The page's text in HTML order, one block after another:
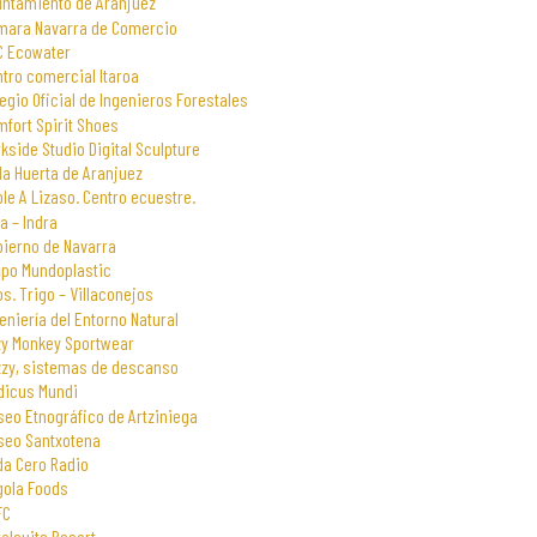
Navarra de Comercio
Ecowater
comercial Itaroa
Oficial de Ingenieros Forestales
Spirit Shoes
Studio Digital Sculpture
Huerta de Aranjuez
A Lizaso. Centro ecuestre.
– Indra
de Navarra
Mundoplastic
Trigo – Villaconejos
del Entorno Natural
Monkey Sportwear
sistemas de descanso
Mundi
Etnográfico de Artziniega
Santxotena
Cero Radio
Foods